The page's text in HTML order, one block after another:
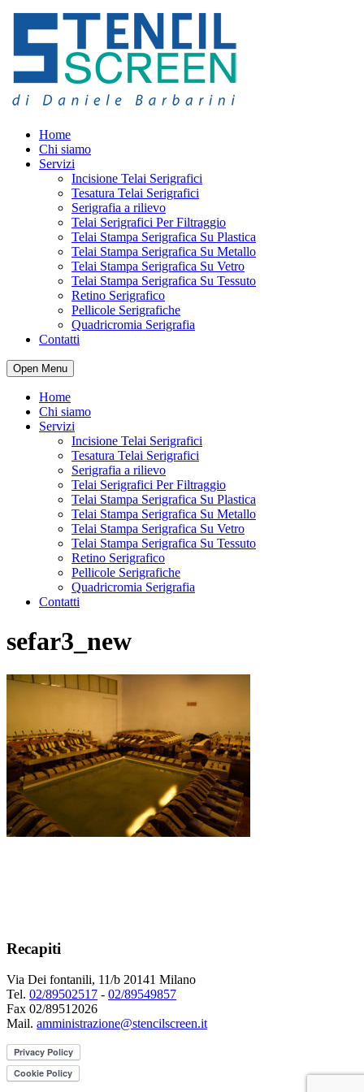
Home
Chi siamo
Servizi
Incisione Telai Serigrafici
Tesatura Telai Serigrafici
Serigrafia a rilievo
Telai Serigrafici Per Filtraggio
Telai Stampa Serigrafica Su Plastica
Telai Stampa Serigrafica Su Metallo
Telai Stampa Serigrafica Su Vetro
Telai Stampa Serigrafica Su Tessuto
Retino Serigrafico
Pellicole Serigrafiche
Quadricromia Serigrafia
Contatti
Open Menu
Home
Chi siamo
Servizi
Incisione Telai Serigrafici
Tesatura Telai Serigrafici
Serigrafia a rilievo
Telai Serigrafici Per Filtraggio
Telai Stampa Serigrafica Su Plastica
Telai Stampa Serigrafica Su Metallo
Telai Stampa Serigrafica Su Vetro
Telai Stampa Serigrafica Su Tessuto
Retino Serigrafico
Pellicole Serigrafiche
Quadricromia Serigrafia
Contatti
sefar3_new
Recapiti
Via Dei fontanili, 11/b 20141 Milano
Tel. 02/89502517 - 02/89549857
Fax 02/89512026
Mail. amministrazione@stencilscreen.it